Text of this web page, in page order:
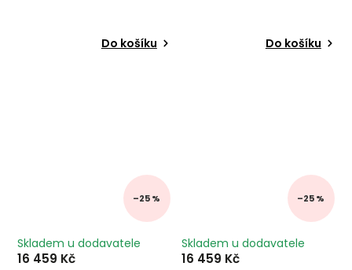
Do košíku Do košíku
–25 %
Skladem u dodavatele
16 459 Kč
–25 %
Skladem u dodavatele
16 459 Kč